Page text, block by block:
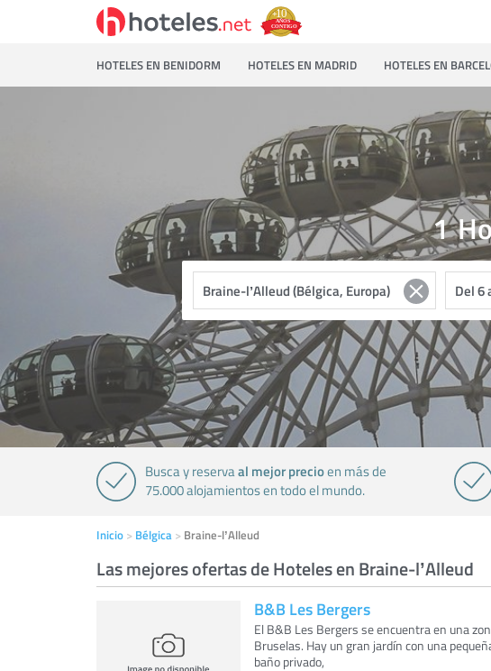
HOTELES EN BENIDORM HOTELES EN MADRID HOTELES EN
1
Busca y reservaal mejor precioen más de
75.000 alojamientos en todo el mundo.
Inicio Bélgica Braine-lʼAlleud
Las mejores ofertas de Hoteles en Braine-lʼAlleud
B&B Les Bergers
El B&B Les Bergers se encuentra en una
Bruselas. Hay un gran jardín con una
baño privado,